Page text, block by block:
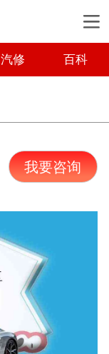
汽修 百科
我要咨询